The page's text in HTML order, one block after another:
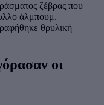
ζέβρας που
άλμπουμ.
θρυλική
οι